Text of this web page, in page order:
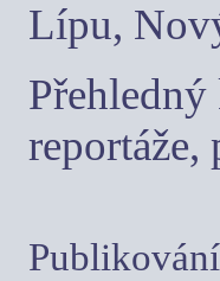
Lípu,
reportáže,